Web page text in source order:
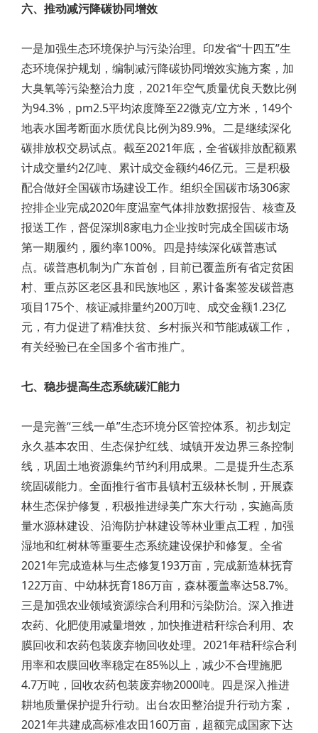
六、推动减污降碳协同增效
一是加强生态环境保护与污染治理。印发省“十四五”生
态环境保护规划，编制减污降碳协同增效实施方案，加
大臭氧等污染整治力度，2021年空气质量优良天数比例
为94.3%，pm2.5平均浓度降至22微克/立方米，149个
地表水国考断面水质优良比例为89.9%。二是继续深化
碳排放权交易试点。截至2021年底，全省碳排放配额累
计成交量约2亿吨、累计成交金额约46亿元。三是积极
配合做好全国碳市场建设工作。组织全国碳市场306家
控排企业完成2020年度温室气体排放数据报告、核查及
报送工作，督促深圳8家电力企业按时完成全国碳市场
第一期履约，履约率100%。四是持续深化碳普惠试
点。碳普惠机制为广东首创，目前已覆盖所有省定贫困
村、重点苏区老区县和民族地区，累计备案签发碳普惠
项目175个、核证减排量约200万吨、成交金额1.23亿
元，有力促进了精准扶贫、乡村振兴和节能减碳工作，
有关经验已在全国多个省市推广。
七、稳步提高生态系统碳汇能力
一是完善“三线一单”生态环境分区管控体系。初步划定
永久基本农田、生态保护红线、城镇开发边界三条控制
线，巩固土地资源集约节约利用成果。二是提升生态系
统固碳能力。全面推行省市县镇村五级林长制，开展森
林生态保护修复，积极推进绿美广东大行动，实施高质
量水源林建设、沿海防护林建设等林业重点工程，加强
湿地和红树林等重要生态系统建设保护和修复。全省
2021年完成造林与生态修复193万亩，完成新造林抚育
122万亩、中幼林抚育186万亩，森林覆盖率达58.7%。
三是加强农业领域资源综合利用和污染防治。深入推进
农药、化肥使用减量增效，加快推进秸秆综合利用、农
膜回收和农药包装废弃物回收处理。2021年秸秆综合利
用率和农膜回收率稳定在85%以上，减少不合理施肥
4.7万吨，回收农药包装废弃物2000吨。四是深入推进
耕地质量保护提升行动。出台农田整治提升行动方案，
2021年共建成高标准农田160万亩，超额完成国家下达